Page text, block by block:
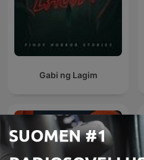
Gabi ng Lagim